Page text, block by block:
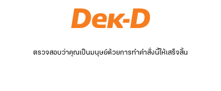
ตรวจสอบว่าคุณเป็นมนุษย์ด้วยการทำคำสั่งนี้ให้เสร็จสิ้น